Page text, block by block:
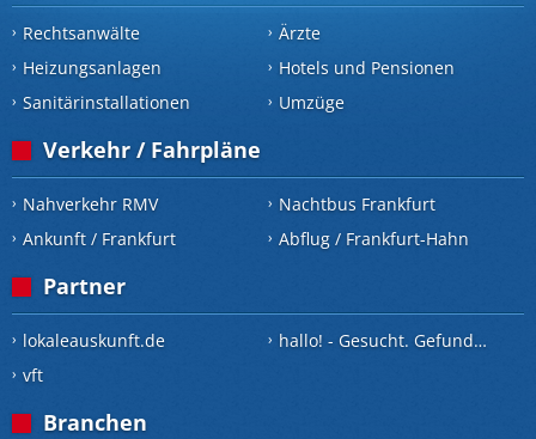
Rechtsanwälte Ärzte
Heizungsanlagen
Hotels und Pensionen
Sanitärinstallationen
Umzüge
Verkehr / Fahrpläne
Nahverkehr RMV Nachtbus Frankfurt
Ankunft / Frankfurt
Abflug / Frankfurt-Hahn
Partner
lokaleauskunft.de hallo! - Gesucht. Gefunden.
vft
Branchen